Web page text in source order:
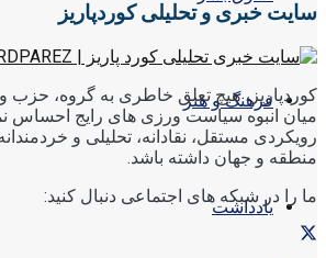
فرهنگ و هنر
یادداشت
سایت خبری و تحلیلی کوردپاریز
کوردپاریز، هیچ تعلق خاطری به گروه، حزب
میان انبوه سیاست ورزی های رایج احساس
رویکردی مستقل، نقادانه، تحلیلی و
منطقه و جهان داشته باشد.
ما را در شبکه های اجتماعی دنبال کنید: